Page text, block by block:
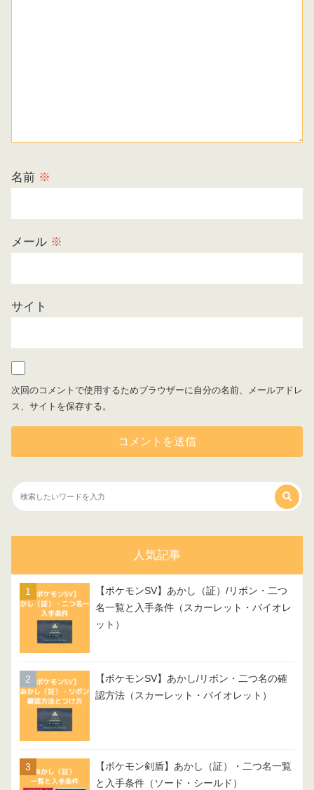
名前 ※
メール ※
サイト
次回のコメントで使用するためブラウザーに自分の名前、メールアドレ
ス、サイトを保存する。
人気記事
【ポケモンSV】あかし（証）/リボン・二つ
名一覧と入手条件（スカーレット・バイオレ
ット）
【ポケモンSV】あかし/リボン・二つ名の確
認方法（スカーレット・バイオレット）
【ポケモン剣盾】あかし（証）・二つ名一覧
と入手条件（ソード・シールド）